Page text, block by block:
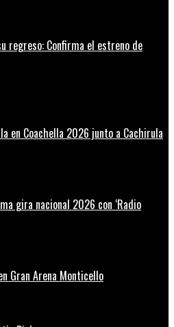
regreso: Confirma el estreno de
en Coachella 2026 junto a Cachirula
gira nacional 2026 con ‘Radio
Gran Arena Monticello